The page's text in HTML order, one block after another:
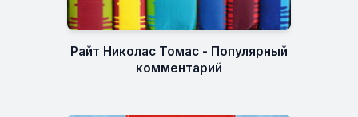
Райт Николас Томас - Популярный
комментарий